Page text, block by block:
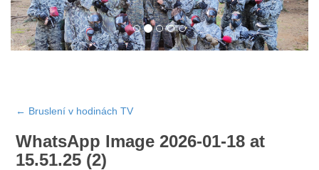
← Bruslení v hodinách TV
WhatsApp Image 2026-01-18 at
15.51.25 (2)